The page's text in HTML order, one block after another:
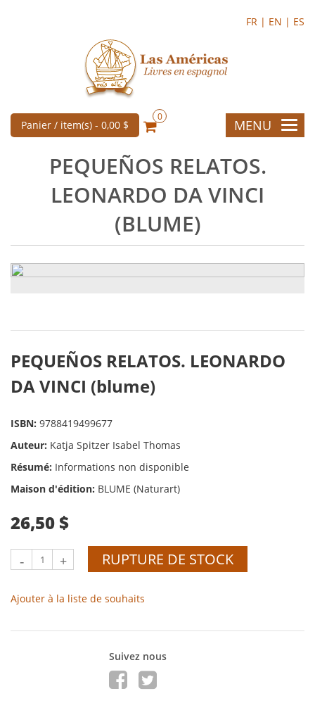
FR | EN | ES
Panier / item(s) - 0,00 $
0
MENU
PEQUEÑOS RELATOS.
LEONARDO DA VINCI
(BLUME)
PEQUEÑOS RELATOS. LEONARDO
DA VINCI (blume)
ISBN: 9788419499677
Auteur: Katja Spitzer Isabel Thomas
Résumé: Informations non disponible
Maison d'édition: BLUME (Naturart)
26,50 $
- + RUPTURE DE STOCK
Ajouter à la liste de souhaits
Suivez nous